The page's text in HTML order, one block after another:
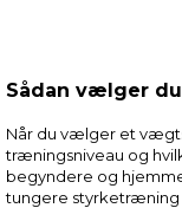
Sådan vælger
Når du vælger et
træningsniveau og
begyndere og
tungere styrketræning